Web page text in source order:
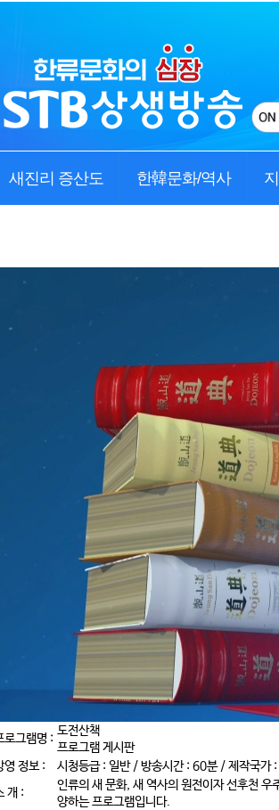
새진리 증산도 한韓문화/역사
로그램명 :
도전산책
프로그램 게시판
영 정보 :
시청등급 : 일반 / 방송시간 : 60분 / 제작국
개 :
인류의 새 문화, 새 역사의 원전이자 선후천
양하는 프로그램입니다.